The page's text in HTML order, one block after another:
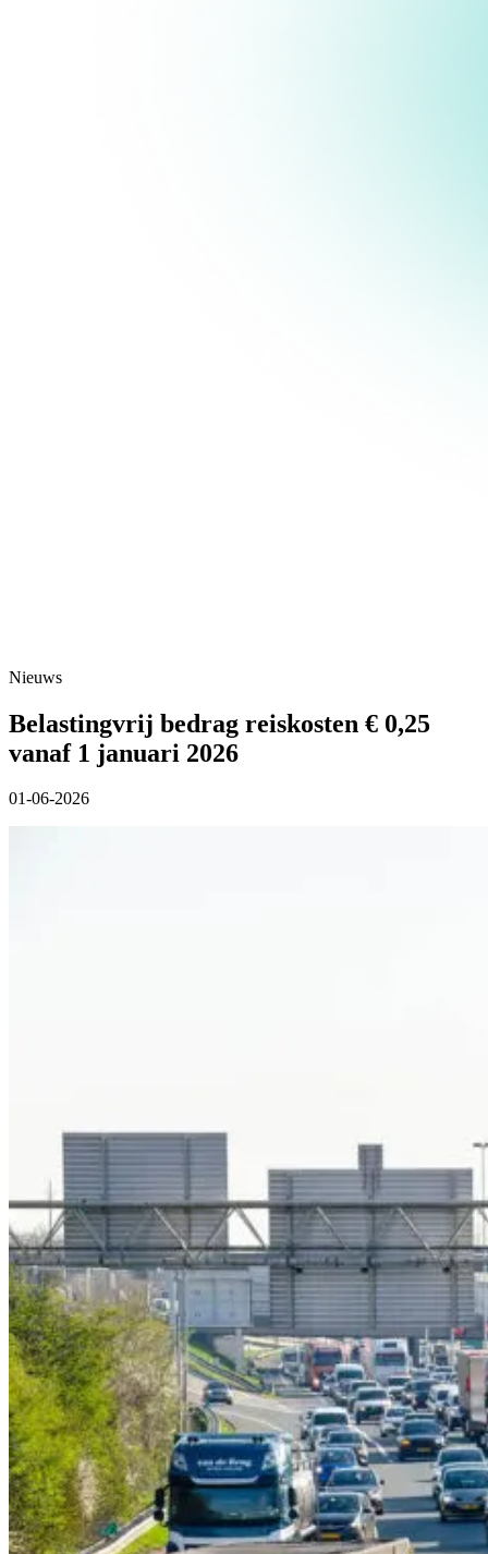
Nieuws
Belastingvrij bedrag reiskosten € 0,25
vanaf 1 januari 2026
01-06-2026